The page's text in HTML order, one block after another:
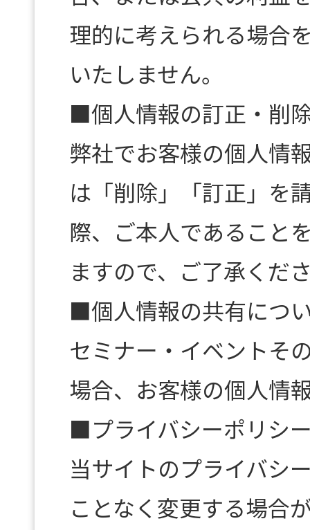
理的に考えられる場合
いたしません。
■個人情報の訂正・削
弊社でお客様の個人情
は「削除」「訂正」を
際、ご本人であること
ますので、ご了承くだ
■個人情報の共有につ
セミナー・イベントそ
場合、お客様の個人情
■プライバシーポリシ
当サイトのプライバシ
ことなく変更する場合